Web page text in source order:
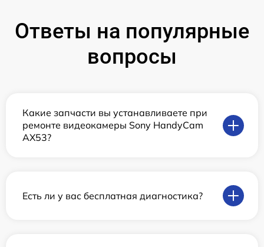
Ответы на популярные
вопросы
Какие запчасти вы устанавливаете при
ремонте видеокамеры Sony HandyCam
AX53?
Есть ли у вас бесплатная диагностика?